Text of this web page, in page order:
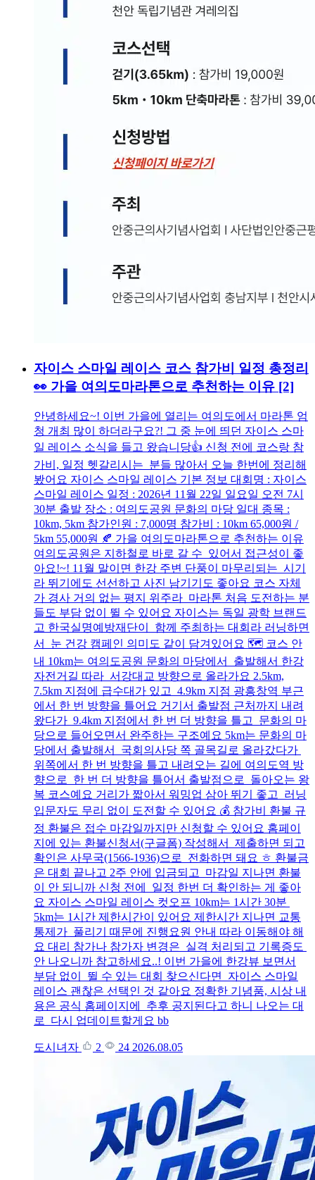
자이스 스마일 레이스 코스 참가비 일정 총정리
👀 가을 여의도마라톤으로 추천하는 이유 [2]
안녕하세요~! 이번 가을에 열리는 여의도에서 마라톤 엄
청 개최 많이 하더라구요?! 그 중 눈에 띄던 자이스 스마
일 레이스 소식을 들고 왔습니당👍 신청 전에 코스랑 참
가비, 일정 헷갈리시는 분들 많아서 오늘 한번에 정리해
봤어요 자이스 스마일 레이스 기본 정보 대회명 : 자이스
스마일 레이스 일정 : 2026년 11월 22일 일요일 오전 7시
30분 출발 장소 : 여의도공원 문화의 마당 일대 종목 :
10km, 5km 참가인원 : 7,000명 참가비 : 10km 65,000원 /
5km 55,000원 🍂 가을 여의도마라톤으로 추천하는 이유
여의도공원은 지하철로 바로 갈 수 있어서 접근성이 좋
아요!~! 11월 말이면 한강 주변 단풍이 마무리되는 시기
라 뛰기에도 선선하고 사진 남기기도 좋아요 코스 자체
가 경사 거의 없는 평지 위주라 마라톤 처음 도전하는 분
들도 부담 없이 뛸 수 있어요 자이스는 독일 광학 브랜드
고 한국실명예방재단이 함께 주최하는 대회라 러닝하면
서 눈 건강 캠페인 의미도 같이 담겨있어요 🗺️ 코스 안
내 10km는 여의도공원 문화의 마당에서 출발해서 한강
자전거길 따라 서강대교 방향으로 올라가요 2.5km,
7.5km 지점에 급수대가 있고 4.9km 지점 광흥창역 부근
에서 한 번 방향을 틀어요 거기서 출발점 근처까지 내려
왔다가 9.4km 지점에서 한 번 더 방향을 틀고 문화의 마
당으로 들어오면서 완주하는 구조예요 5km는 문화의 마
당에서 출발해서 국회의사당 쪽 골목길로 올라갔다가
위쪽에서 한 번 방향을 틀고 내려오는 길에 여의도역 방
향으로 한 번 더 방향을 틀어서 출발점으로 돌아오는 왕
복 코스예요 거리가 짧아서 워밍업 삼아 뛰기 좋고 러닝
입문자도 무리 없이 도전할 수 있어요 💰 참가비 환불 규
정 환불은 접수 마감일까지만 신청할 수 있어요 홈페이
지에 있는 환불신청서(구글폼) 작성해서 제출하면 되고
확인은 사무국(1566-1936)으로 전화하면 돼요 ㅎ 환불금
은 대회 끝나고 2주 안에 입금되고 마감일 지나면 환불
이 안 되니까 신청 전에 일정 한번 더 확인하는 게 좋아
요 자이스 스마일 레이스 컷오프 10km는 1시간 30분
5km는 1시간 제한시간이 있어요 제한시간 지나면 교통
통제가 풀리기 때문에 진행요원 안내 따라 이동해야 해
요 대리 참가나 참가자 변경은 실격 처리되고 기록증도
안 나오니까 참고하세요..! 이번 가을에 한강뷰 보면서
부담 없이 뛸 수 있는 대회 찾으신다면 자이스 스마일
레이스 괜찮은 선택인 것 같아요 정확한 기념품, 시상 내
용은 공식 홈페이지에 추후 공지된다고 하니 나오는 대
로 다시 업데이트할게요 bb
도시녀자 2 24 2026.08.05